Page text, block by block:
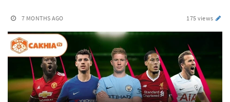
7 MONTHS AGO 175 views